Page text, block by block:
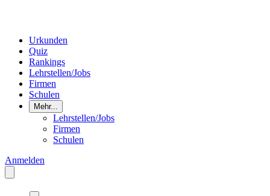
Urkunden
Quiz
Rankings
Lehrstellen/Jobs
Firmen
Schulen
Mehr...
Lehrstellen/Jobs
Firmen
Schulen
Anmelden